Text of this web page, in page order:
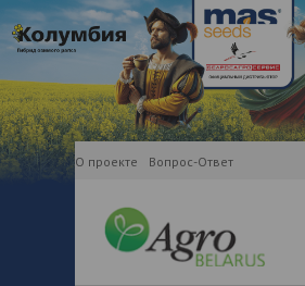
О проекте Вопрос-Ответ